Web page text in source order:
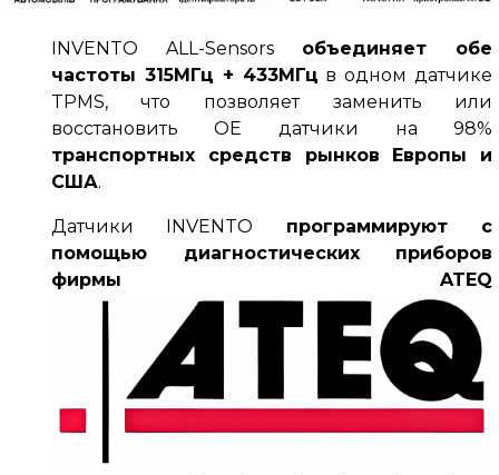
INVENTO ALL-Sensors
объединяет обе
частоты 315МГц + 433МГц в одном датчике
TPMS, что позволяет заменить или
восстановить OE датчики на 98%
транспортных средств рынков Европы и
США.
Датчики INVENTO программируют с
помощью диагностических приборов
фирмы ATEQ